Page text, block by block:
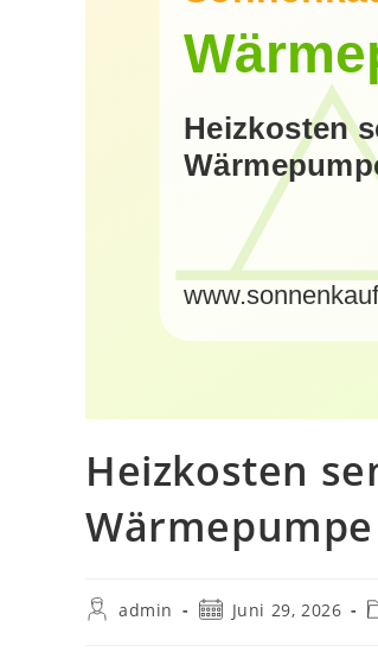
Heizkosten
Beitrags-
admin
BeitragJuni 29, 2026